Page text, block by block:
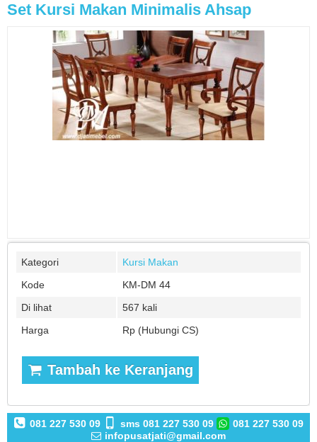
Set Kursi Makan Minimalis Ahsap
Kategori
Kursi Makan
Kode
KM-DM 44
Di lihat
567 kali
Harga
Rp (Hubungi CS)
Tambah ke Keranjang
081 227 530 09 sms 081 227 530 09
081 227 530 09
infopusatjati@gmail.com